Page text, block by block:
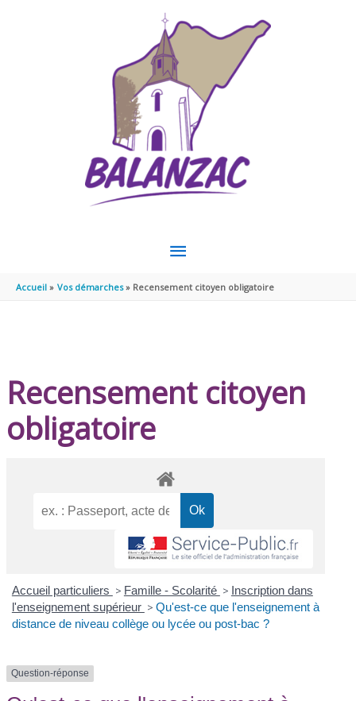
MENU
PRINCIPAL
Accueil Vos démarches Recensement citoyen obligatoire
Recensement citoyen
obligatoire
Accueil particuliers > Famille - Scolarité > Inscription dans
l'enseignement supérieur > Qu'est-ce que l'enseignement à
distance de niveau collège ou lycée ou post-bac ?
Question-réponse